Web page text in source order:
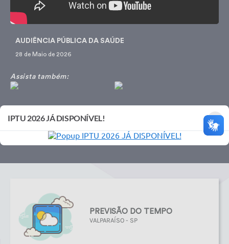
AUDIÊNCIA PÚBLICA DA SAÚDE
28 de Maio de 2026
Assista também:
PREVISÃO DO TEMPO
VALPARAÍSO - SP
×
IPTU 2026 JÁ DISPONÍVEL!